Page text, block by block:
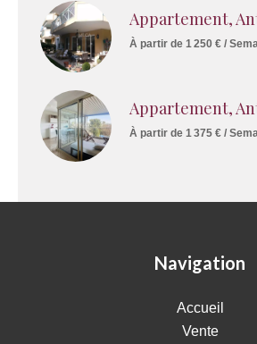
Appartement,
À partir de 1 250 € /
Appartement,
À partir de 1 375 € /
Navigation
Accueil
Vente